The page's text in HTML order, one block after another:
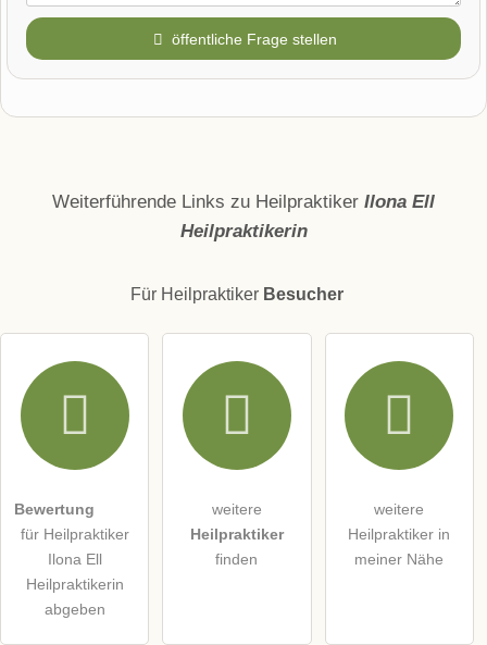
öffentliche Frage stellen
Hiermit akzeptiere ich die .
Die Datenschutzerklärunghabe ich zur Kenntnis genommen.
Hinweis:Bitte beachten Sie, öffentliche Fragen sindfür alle
Besucher sichtbar
Klicken Sie hier um eine
Weiterführende Links zu Heilpraktiker Ilona Ell
Heilpraktikerin
Für Heilpraktiker Besucher
Bewertung
für Heilpraktiker
Ilona Ell
Heilpraktikerin
abgeben
weitere
Heilpraktiker
finden
weitere
Heilpraktiker in
meiner Nähe